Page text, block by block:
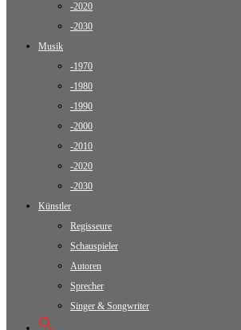
-2020
-2030
Musik
-1970
-1980
-1990
-2000
-2010
-2020
-2030
Künstler
Regisseure
Schauspieler
Autoren
Sprecher
Singer & Songwriter